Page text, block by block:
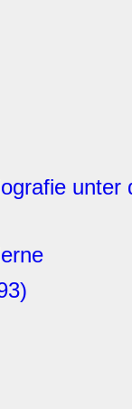
unter